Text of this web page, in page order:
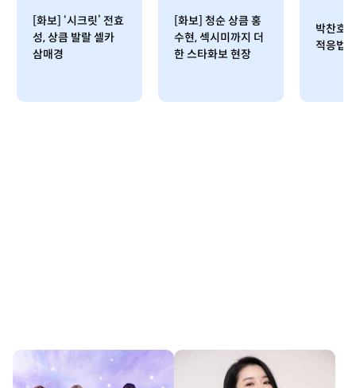
[화보] ‘시크릿’ 전효
성, 상큼 발랄 셀카
삼매경
[화보] 청순 상큼 홍
수현, 섹시미까지 더
한 스타화보 현장
박찬호
적응법